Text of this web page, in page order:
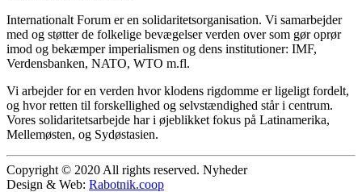
Internationalt Forum er en solidaritetsorganisation. Vi samarbejder
med og støtter de folkelige bevægelser verden over som gør oprør
imod og bekæmper imperialismen og dens institutioner: IMF,
Verdensbanken, NATO, WTO m.fl.
Vi arbejder for en verden hvor klodens rigdomme er ligeligt fordelt,
og hvor retten til forskellighed og selvstændighed står i centrum.
Vores solidaritetsarbejde har i øjeblikket fokus på Latinamerika,
Mellemøsten, og Sydøstasien.
Copyright © 2020 All rights reserved. Nyheder
Design & Web: Rabotnik.coop